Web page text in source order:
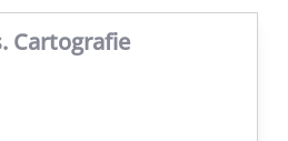
Cartografie